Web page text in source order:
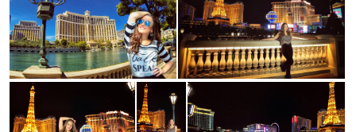
GuardarGuardar Guardar